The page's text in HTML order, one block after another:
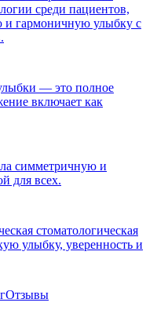
среди пациентов,
и гармоничную улыбку с
— это полное
включает как
симметричную и
для всех.
стоматологическая
улыбку, уверенность и
Отзывы